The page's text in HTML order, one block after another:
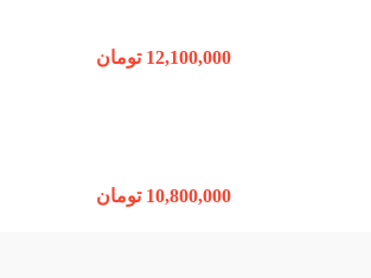
12,100,000 تومان
10,800,000 تومان